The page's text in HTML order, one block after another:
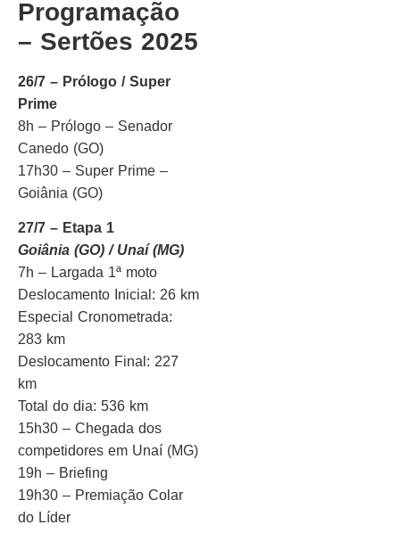
Programação
– Sertões 2025
26/7 – Prólogo / Super
Prime
8h – Prólogo – Senador
Canedo (GO)
17h30 – Super Prime –
Goiânia (GO)
27/7 – Etapa 1
Goiânia (GO) / Unaí (MG)
7h – Largada 1ª moto
Deslocamento Inicial: 26 km
Especial Cronometrada:
283 km
Deslocamento Final: 227
km
Total do dia: 536 km
15h30 – Chegada dos
competidores em Unaí (MG)
19h – Briefing
19h30 – Premiação Colar
do Líder